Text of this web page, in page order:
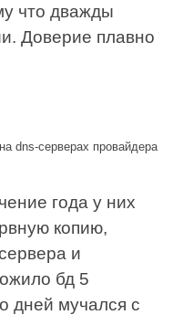
что дважды
Доверие плавно
dns-серверах провайдера
года у них
копию,
и
бд 5
дней мучался с